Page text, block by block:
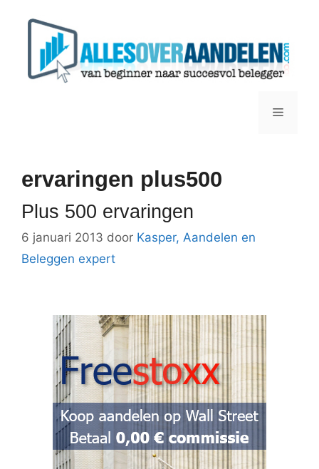
Menu
ervaringen plus500
Plus 500 ervaringen
6 januari 2013 door Kasper, Aandelen en
Beleggen expert